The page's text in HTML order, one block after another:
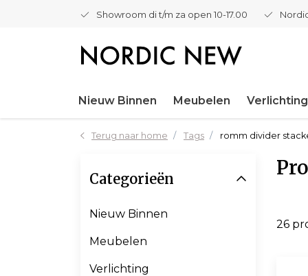
Showroom di t/m za open 10-17.00
Nieuw Binnen Meubelen Verlichting
Terug naar home Tags romm divider
26
Categorieën
Nieuw Binnen
Meubelen
Verlichting